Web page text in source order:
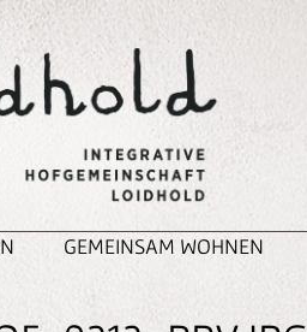
GEMEINSAM WOHNEN